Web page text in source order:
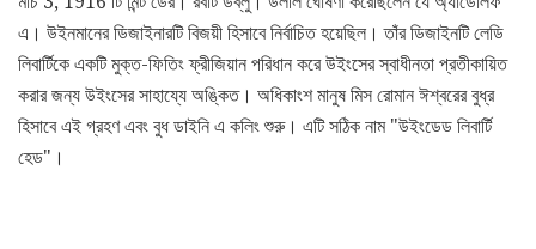
এ। উইনমানের ডিজাইনারটি বিজয়ী হিসাবে নির্বাচিত হয়েছিল। তাঁর ডিজাইনটি লেডি
লিবার্টিকে একটি মুক্ত-ফিতিং ফ্রীজিয়ান পরিধান করে উইংসের স্বাধীনতা প্রতীকায়িত
করার জন্য উইংসের সাহায্যে অঙ্কিত। অধিকাংশ মানুষ মিস রোমান ঈশ্বরের বুধ্র
হিসাবে এই গ্রহণ এবং বুধ ডাইনি এ কলিং শুরু। এটি সঠিক নাম "উইংডেড লিবার্টি
হেড"।